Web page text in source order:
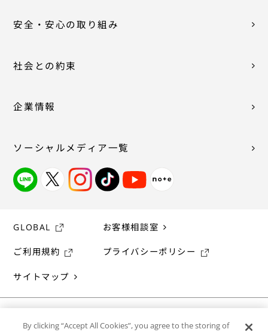
安全・安心の取り組み
社会との約束
企業情報
ソーシャルメディア一覧
GLOBAL お客様相談室
ご利用規約 プライバシーポリシー
サイトマップ
By clicking “Accept All Cookies”, you agree to the storing of